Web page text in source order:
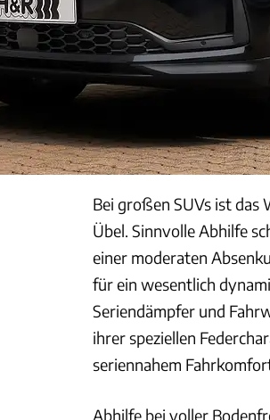
Bei großen SUVs ist das
Übel. Sinnvolle Abhilfe
einer moderaten
für ein wesentlich
Seriendämpfer und
ihrer speziellen
seriennahem
Abhilfe bei voller